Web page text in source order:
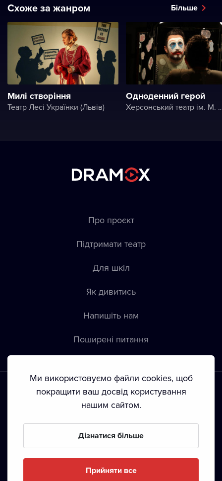
Схоже за жанром Більше
Милі створіння
Театр Лесі Українки (Львів)
Одноденний герой
Херсонський
Про проєкт
Підтримати театр
Для шкіл
Як дивитись
Напишіть нам
Пoширені питання
Положення й умови • Конфіденційність • Автoрські права
Ми використовуємо файли cookies, щоб
покращити ваш досвід користування
нашим сайтом.
Дізнатися більше
Прийняти все